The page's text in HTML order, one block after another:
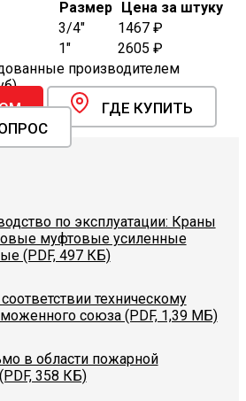
Размер Цена за штуку
3/4"
1467 ₽
1"
2605 ₽
производителем
ГДЕ КУПИТЬ
по эксплуатации: Краны
муфтовые усиленные
(PDF, 497 КБ)
техническому
союза (PDF, 1,39 МБ)
в области пожарной
358 КБ)